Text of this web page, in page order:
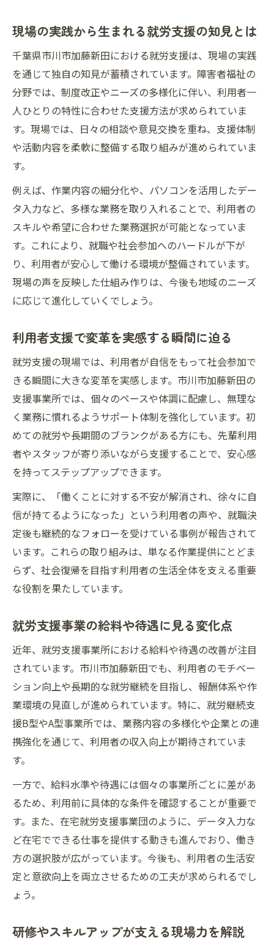
現場の実践から生まれる就労支援の知見とは
千葉県市川市加藤新田における就労支援は、現場の実践
を通じて独自の知見が蓄積されています。障害者福祉の
分野では、制度改正やニーズの多様化に伴い、利用者一
人ひとりの特性に合わせた支援方法が求められていま
す。現場では、日々の相談や意見交換を重ね、支援体制
や活動内容を柔軟に整備する取り組みが進められていま
す。
例えば、作業内容の細分化や、パソコンを活用したデー
タ入力など、多様な業務を取り入れることで、利用者の
スキルや希望に合わせた業務選択が可能となっていま
す。これにより、就職や社会参加へのハードルが下が
り、利用者が安心して働ける環境が整備されています。
現場の声を反映した仕組み作りは、今後も地域のニーズ
に応じて進化していくでしょう。
利用者支援で変革を実感する瞬間に迫る
就労支援の現場では、利用者が自信をもって社会参加で
きる瞬間に大きな変革を実感します。市川市加藤新田の
支援事業所では、個々のペースや体調に配慮し、無理な
く業務に慣れるようサポート体制を強化しています。初
めての就労や長期間のブランクがある方にも、先輩利用
者やスタッフが寄り添いながら支援することで、安心感
を持ってステップアップできます。
実際に、「働くことに対する不安が解消され、徐々に自
信が持てるようになった」という利用者の声や、就職決
定後も継続的なフォローを受けている事例が報告されて
います。これらの取り組みは、単なる作業提供にとどま
らず、社会復帰を目指す利用者の生活全体を支える重要
な役割を果たしています。
就労支援事業の給料や待遇に見る変化点
近年、就労支援事業所における給料や待遇の改善が注目
されています。市川市加藤新田でも、利用者のモチベー
ション向上や長期的な就労継続を目指し、報酬体系や作
業環境の見直しが進められています。特に、就労継続支
援B型やA型事業所では、業務内容の多様化や企業との連
携強化を通じて、利用者の収入向上が期待されていま
す。
一方で、給料水準や待遇には個々の事業所ごとに差があ
るため、利用前に具体的な条件を確認することが重要で
す。また、在宅就労支援事業団のように、データ入力な
ど在宅でできる仕事を提供する動きも進んでおり、働き
方の選択肢が広がっています。今後も、利用者の生活安
定と意欲向上を両立させるための工夫が求められるでし
ょう。
研修やスキルアップが支える現場力を解説